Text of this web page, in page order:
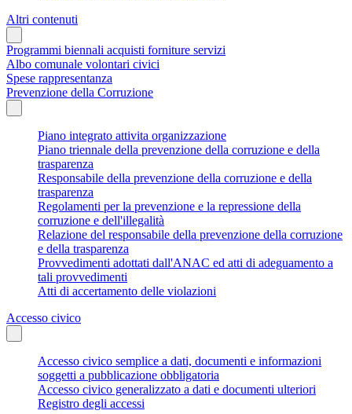
Altri contenuti
Programmi biennali acquisti forniture servizi
Albo comunale volontari civici
Spese rappresentanza
Prevenzione della Corruzione
Piano integrato attivita organizzazione
Piano triennale della prevenzione della corruzione e della
trasparenza
Responsabile della prevenzione della corruzione e della
trasparenza
Regolamenti per la prevenzione e la repressione della
corruzione e dell'illegalità
Relazione del responsabile della prevenzione della corruzione
e della trasparenza
Provvedimenti adottati dall'ANAC ed atti di adeguamento a
tali provvedimenti
Atti di accertamento delle violazioni
Accesso civico
Accesso civico semplice a dati, documenti e informazioni
soggetti a pubblicazione obbligatoria
Accesso civico generalizzato a dati e documenti ulteriori
Registro degli accessi